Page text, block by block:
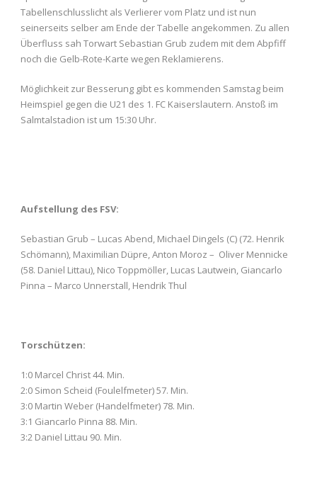
Tabellenschlusslicht als Verlierer vom Platz und ist nun
seinerseits selber am Ende der Tabelle angekommen. Zu allen
Überfluss sah Torwart Sebastian Grub zudem mit dem Abpfiff
noch die Gelb-Rote-Karte wegen Reklamierens.
Möglichkeit zur Besserung gibt es kommenden Samstag beim
Heimspiel gegen die U21 des 1. FC Kaiserslautern. Anstoß im
Salmtalstadion ist um 15:30 Uhr.
Aufstellung des FSV:
Sebastian Grub – Lucas Abend, Michael Dingels (C) (72. Henrik
Schömann), Maximilian Düpre, Anton Moroz – Oliver Mennicke
(58. Daniel Littau), Nico Toppmöller, Lucas Lautwein, Giancarlo
Pinna – Marco Unnerstall, Hendrik Thul
Torschützen:
1:0 Marcel Christ 44. Min.
2:0 Simon Scheid (Foulelfmeter) 57. Min.
3:0 Martin Weber (Handelfmeter) 78. Min.
3:1 Giancarlo Pinna 88. Min.
3:2 Daniel Littau 90. Min.